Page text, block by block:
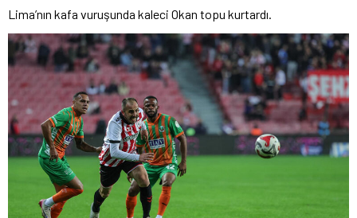
Lima’nın kafa vuruşunda kaleci Okan topu kurtardı.